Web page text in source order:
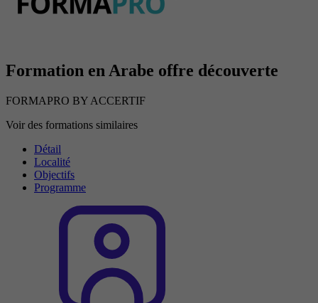
Formation en Arabe offre découverte
FORMAPRO BY ACCERTIF
Voir des formations similaires
Détail
Localité
Objectifs
Programme